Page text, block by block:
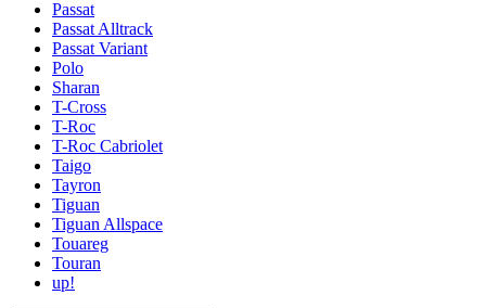
Passat
Passat Alltrack
Passat Variant
Polo
Sharan
T-Cross
T-Roc
T-Roc Cabriolet
Taigo
Tayron
Tiguan
Tiguan Allspace
Touareg
Touran
up!